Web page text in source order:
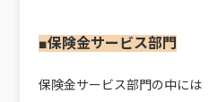
■保険金サービス部門
保険金サービス部門の中には